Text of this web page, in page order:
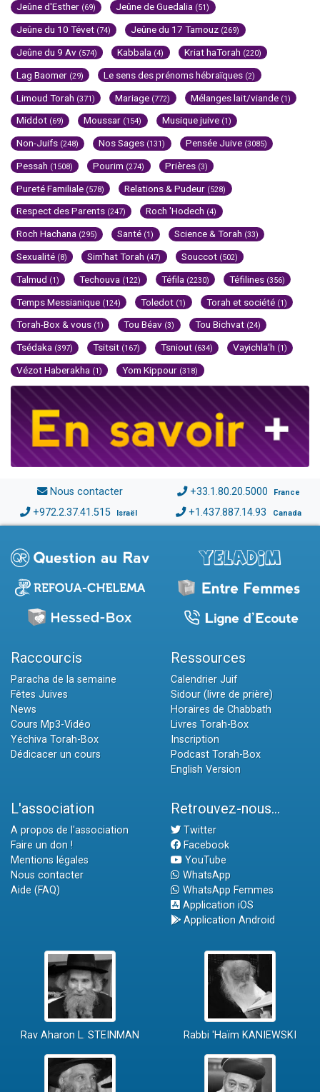
Jeûne d'Esther (69) Jeûne de Guedalia (51)
Jeûne du 10 Tévet (74) Jeûne du 17 Tamouz (269)
Jeûne du 9 Av (574) Kabbala (4) Kriat haTorah (220)
Lag Baomer (29) Le sens des prénoms hébraïques (2)
Limoud Torah (371) Mariage (772) Mélanges lait/viande (1)
Middot (69) Moussar (154) Musique juive (1)
Non-Juifs (248) Nos Sages (131) Pensée Juive (3085)
Pessah (1508) Pourim (274) Prières (3)
Pureté Familiale (578) Relations & Pudeur (528)
Respect des Parents (247) Roch 'Hodech (4)
Roch Hachana (295) Santé (1) Science & Torah (33)
Sexualité (8) Sim'hat Torah (47) Souccot (502)
Talmud (1) Techouva (122) Téfila (2230) Téfilines (356)
Temps Messianique (124) Toledot (1) Torah et société (1)
Torah-Box & vous (1) Tou Béav (3) Tou Bichvat (24)
Tsédaka (397) Tsitsit (167) Tsniout (634) Vayichla'h (1)
Vézot Haberakha (1) Yom Kippour (318)
Nous contacter +33.1.80.20.5000 France
+972.2.37.41.515 Israël +1.437.887.14.93 Canada
Raccourcis
Paracha de la semaine
Fêtes Juives
News
Cours Mp3-Vidéo
Yéchiva Torah-Box
Dédicacer un cours
Ressources
Calendrier Juif
Sidour (livre de prière)
Horaires de Chabbath
Livres Torah-Box
Inscription
Podcast Torah-Box
English Version
L'association
A propos de l'association
Faire un don !
Mentions légales
Nous contacter
Aide (FAQ)
Retrouvez-nous...
Twitter
Facebook
YouTube
WhatsApp
WhatsApp Femmes
Application iOS
Application Android
Rav Aharon L. STEINMAN Rabbi 'Haïm KANIEWSKI